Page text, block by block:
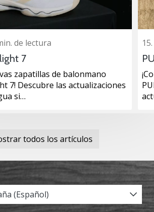
de lectura
7
zapatillas de balonmano
7! Descubre las actualizaciones
si…
todos los artículos
(Español)